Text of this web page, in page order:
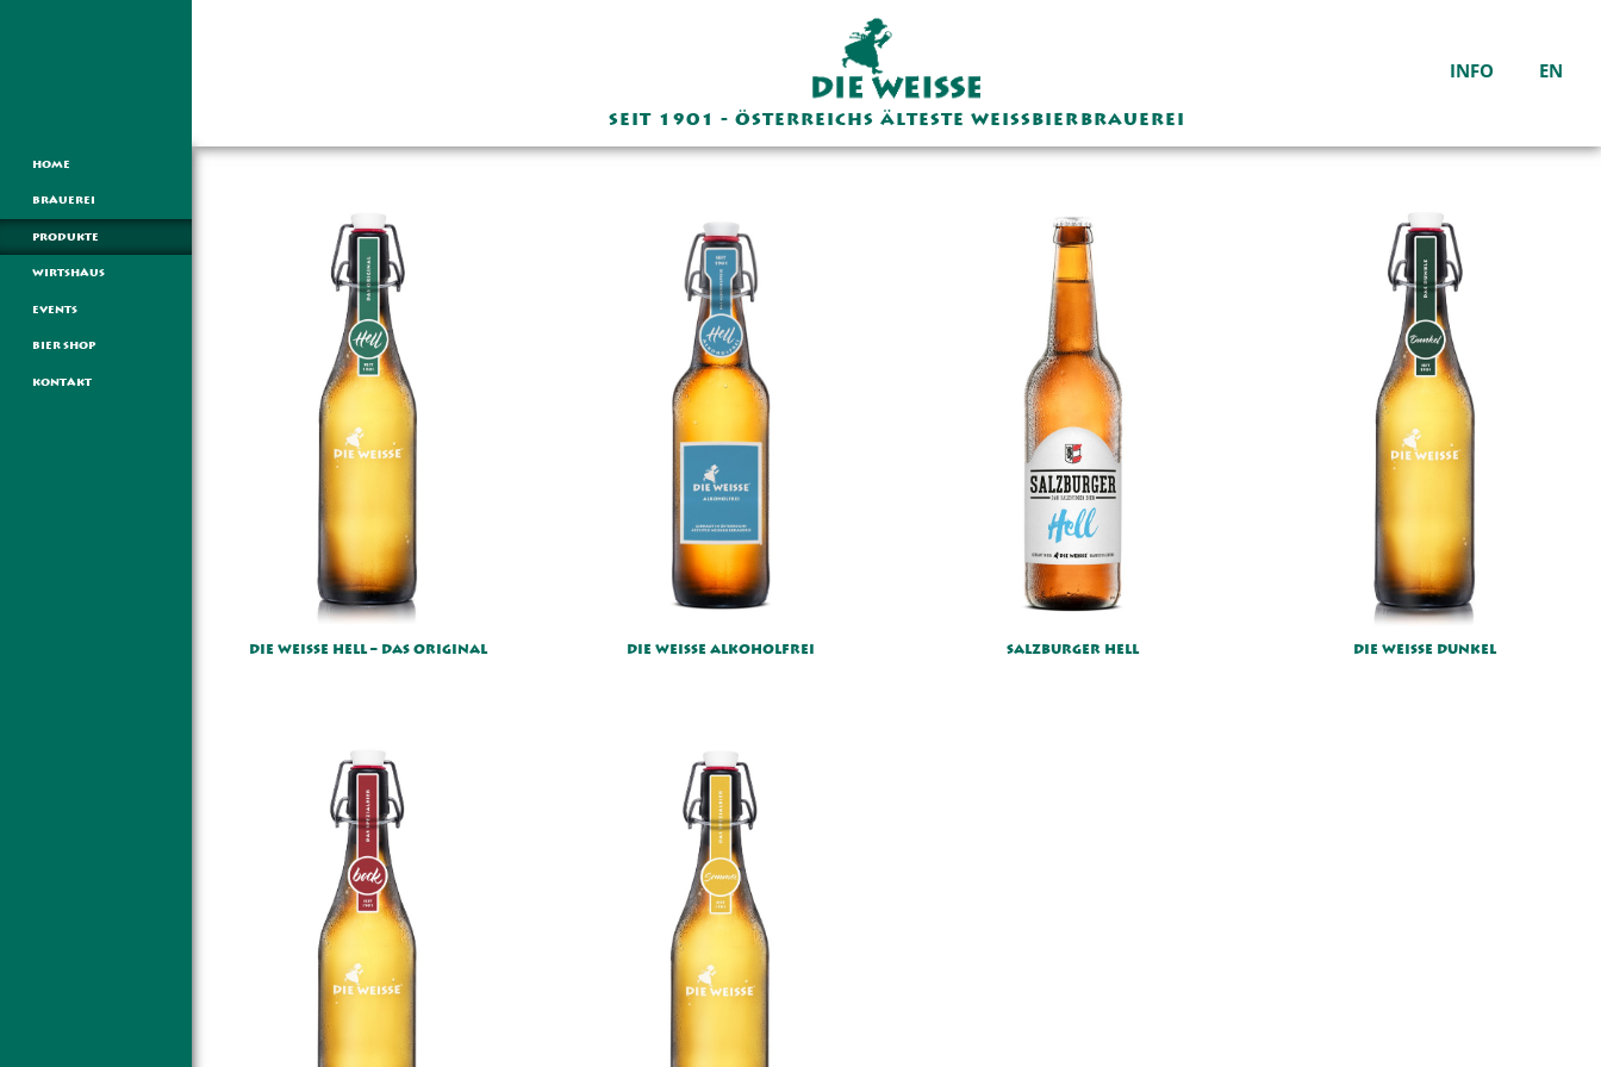
HOME
BRAUEREI
PRODUKTE
WIRTSHAUS
EVENTS
BIER SHOP
KONTAKT
Montag – Samstag
10:00 – 24:00
Sonntag geschlossen
Das Wirtshaus hat von
21.12.25 bis einschließlich
01.02.26 geschlossen.
Warme Küche
durchgehend von
11:00 - 22:00
Brauereiführung auf
Voranmeldung
INFO EN
SEIT 1901 - ÖSTERREICHS ÄLTESTE WEISSBIERBRAUEREI
DIE WEISSE HELL – DAS ORIGINAL DIE WEISSE ALKOHOLFREI SALZBURGER HELL DIE WEISSE DUNKEL